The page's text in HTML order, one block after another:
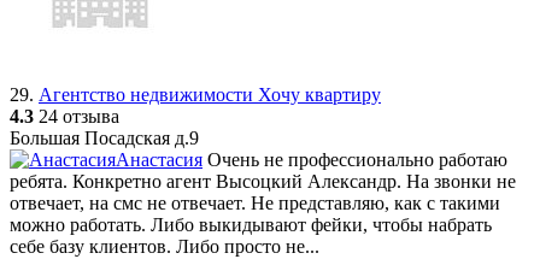
29. Агентство недвижимости Хочу квартиру
4.3 24 отзыва
Большая Посадская д.9
Анастасия Очень не профессионально работаю
ребята. Конкретно агент Высоцкий Александр. На звонки не
отвечает, на смс не отвечает. Не представляю, как с такими
можно работать. Либо выкидывают фейки, чтобы набрать
себе базу клиентов. Либо просто не...